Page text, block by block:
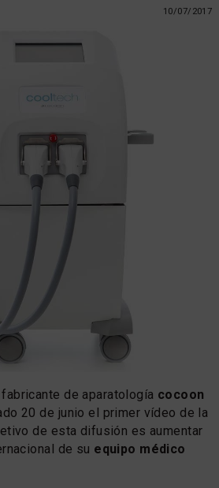
10/07/2017
de aparatología cocoon
20 de junio el primer vídeo de la
de esta difusión es aumentar
de su equipo médico